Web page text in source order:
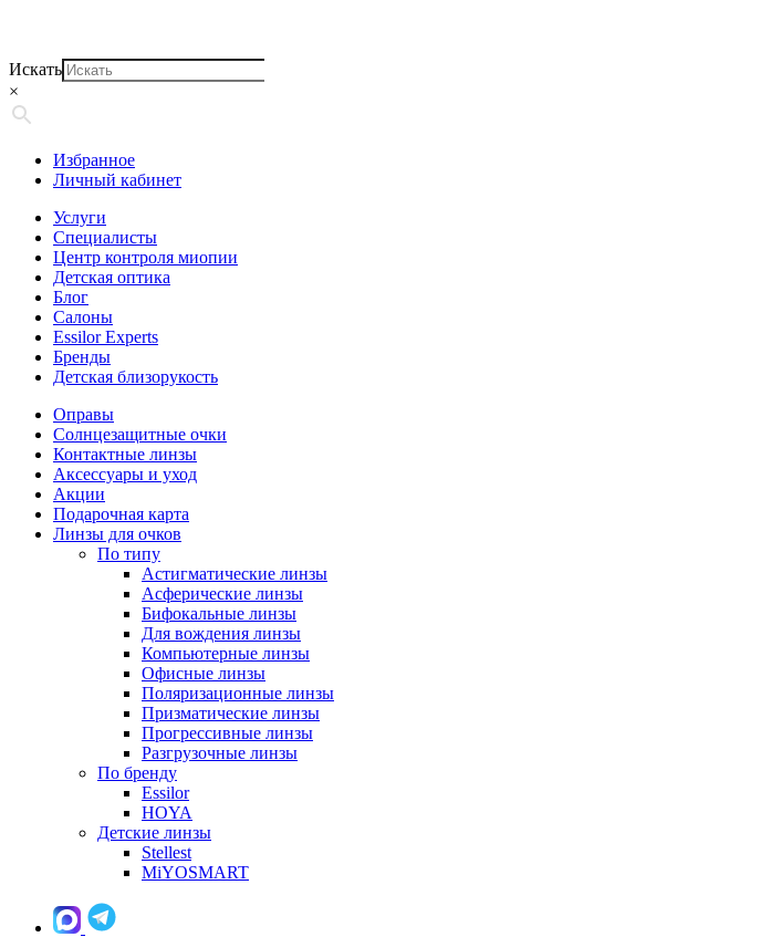
Искать
×
Избранное
Личный кабинет
Услуги
Специалисты
Центр контроля миопии
Детская оптика
Блог
Салоны
Essilor Experts
Бренды
Детская близорукость
Оправы
Солнцезащитные очки
Контактные линзы
Аксессуары и уход
Акции
Подарочная карта
Линзы для очков
По типу
Астигматические линзы
Асферические линзы
Бифокальные линзы
Для вождения линзы
Компьютерные линзы
Офисные линзы
Поляризационные линзы
Призматические линзы
Прогрессивные линзы
Разгрузочные линзы
По бренду
Essilor
HOYA
Детские линзы
Stellest
MiYOSMART